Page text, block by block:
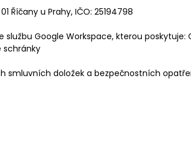
Říčany u Prahy, IČO: 25194798
Google Workspace, kterou poskytuje:
schránky
smluvních doložek a bezpečnostních